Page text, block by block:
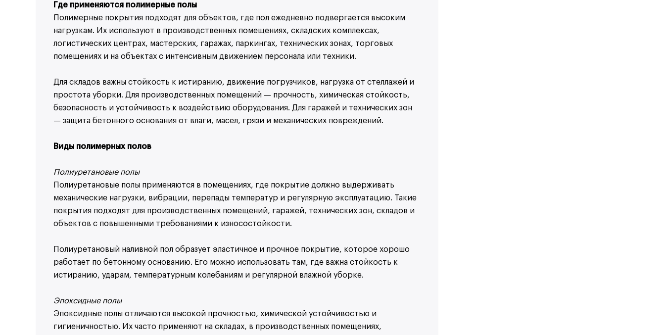
Узнать стоимость
Ваше имя Телефон
Ваш вопрос
Получить консультацию
Я соглашаюсь сполитикой конфиденциальности
Ваше имя
Телефон
Оформить заказ
Я согласен на обработку персональных данных
Где применяются полимерные полы
Полимерные покрытия подходят для объектов, где пол ежедневно подвергается высоким
нагрузкам. Их используют в производственных помещениях, складских комплексах,
логистических центрах, мастерских, гаражах, паркингах, технических зонах, торговых
помещениях и на объектах с интенсивным движением персонала или техники.
Для складов важны стойкость к истиранию, движение погрузчиков, нагрузка от стеллажей и
простота уборки. Для производственных помещений — прочность, химическая стойкость,
безопасность и устойчивость к воздействию оборудования. Для гаражей и технических зон
— защита бетонного основания от влаги, масел, грязи и механических повреждений.
Виды полимерных полов
Полиуретановые полы
Полиуретановые полы применяются в помещениях, где покрытие должно выдерживать
механические нагрузки, вибрации, перепады температур и регулярную эксплуатацию. Такие
покрытия подходят для производственных помещений, гаражей, технических зон, складов и
объектов с повышенными требованиями к износостойкости.
Полиуретановый наливной пол образует эластичное и прочное покрытие, которое хорошо
работает по бетонному основанию. Его можно использовать там, где важна стойкость к
истиранию, ударам, температурным колебаниям и регулярной влажной уборке.
Эпоксидные полы
Эпоксидные полы отличаются высокой прочностью, химической устойчивостью и
гигиеничностью. Их часто применяют на складах, в производственных помещениях,
Ваше имя
Телефон
Оформить заказ
Я согласен на обработку персональных данных